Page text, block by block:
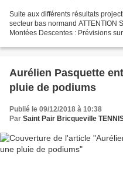
Suite aux différents résultats
secteur bas normand ATTENTION
Montées Descentes : Prévisions
Aurélien Pasquette
pluie de podiums
Publié le 09/12/2018 à 10:38
Par Saint Pair Bricqueville